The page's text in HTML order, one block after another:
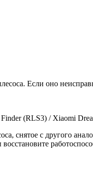
Если оно
(RLS3) / Xiaomi
снятое с другого